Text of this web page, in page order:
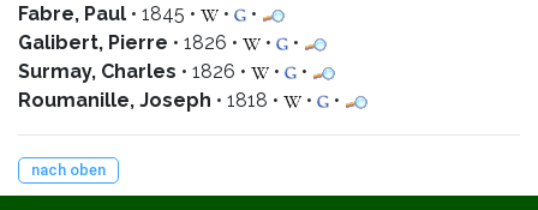
Fabre, Paul • 1845 • •
•
Galibert, Pierre • 1826 • •
•
Surmay, Charles • 1826 • •
•
Roumanille, Joseph • 1818 • • •
nach oben